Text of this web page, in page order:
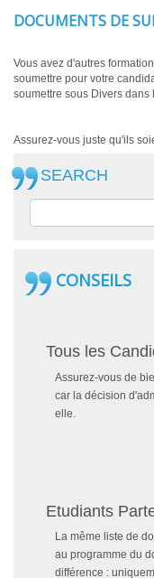
DOCUMENTS DE
Vous avez d'autres
soumettre pour votre
soumettre sous Divers dans
Assurez-vous juste qu'ils
SEARCH
CONSEILS
Tous les
Assurez-vous de
car la décision
elle.
Etudiants
La même liste de
au programme du
différence :